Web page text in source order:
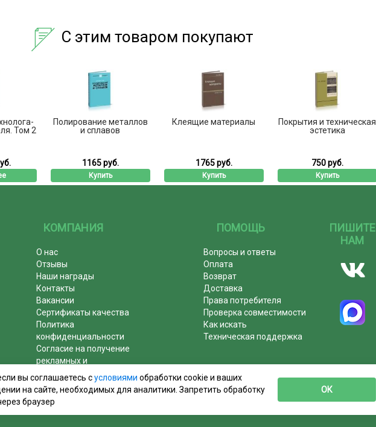
С этим товаром покупают
Том 2
Полирование металлов
и сплавов
1165 руб.
Купить
Клеящие материалы
1765 руб.
Купить
Покрытия и техническая
эстетика
750 руб.
Купить
КОМПАНИЯ
О нас
Отзывы
Наши награды
Контакты
Вакансии
Сертификаты качества
Политика
конфиденциальности
Согласие на получение
рекламных и
информационных рассылок
Почему журналы покупают у
ПОМОЩЬ
Вопросы и ответы
Оплата
Возврат
Доставка
Права потребителя
Проверка совместимости
Как искать
Техническая поддержка
ПИШИТЕ
НАМ
вы соглашаетесь сусловиями обработки cookie и ваших
на сайте, необходимых для аналитики. Запретить обработку
браузер
ОК